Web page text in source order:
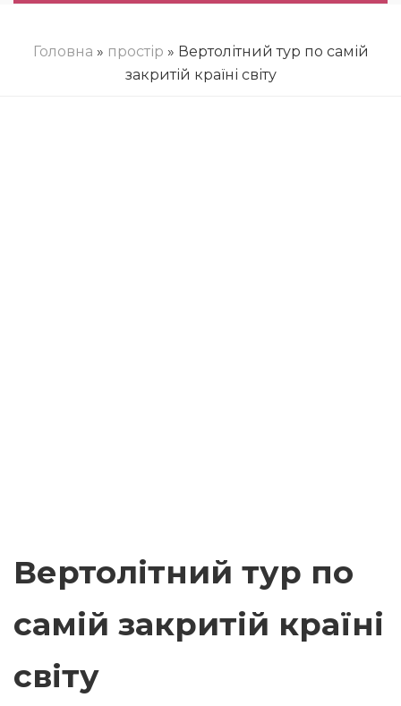
Головна » простір » Вертолітний тур по самій
закритій країні світу
Вертолітний тур по
самій закритій країні
світу